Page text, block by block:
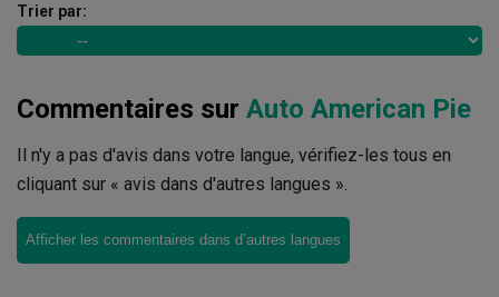
Trier par:
Commentaires sur Auto American Pie
Il n'y a pas d'avis dans votre langue, vérifiez-les tous en
cliquant sur « avis dans d'autres langues ».
Afficher les commentaires dans d’autres langues